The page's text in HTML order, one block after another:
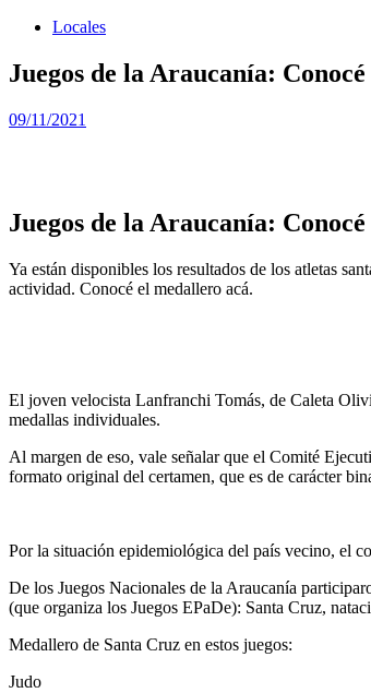
Locales
Juegos de la Araucanía:
09/11/2021
Juegos de la Araucanía:
Ya están disponibles los resultados de los atletas
actividad. Conocé el medallero acá.
El joven velocista Lanfranchi Tomás, de Caleta
medallas individuales.
Al margen de eso, vale señalar que el Comité
formato original del certamen, que es de carácter
Por la situación epidemiológica del país vecino, el
De los Juegos Nacionales de la Araucanía
(que organiza los Juegos EPaDe): Santa Cruz,
Medallero de Santa Cruz en estos juegos:
Judo